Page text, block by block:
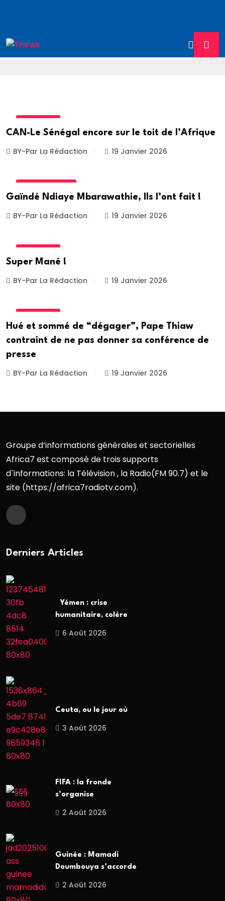
CAN-Le Sénégal encore sur le toit de l’Afrique
BY-Par La Rédaction 19 Janvier 2026
Gaïndé Ndiaye Mbarawathie, Ils l’ont fait !
BY-Par La Rédaction 19 Janvier 2026
Super Mané !
BY-Par La Rédaction 19 Janvier 2026
Hué et sommé de “dégager”, Pape Thiaw
contraint de ne pas donner sa conférence de
presse
BY-Par La Rédaction 19 Janvier 2026
Groupe d’informations générales et sectorielles
Africa7 est composé de trois supports
d`informations: la Télévision , la Radio(FM 90.7) et le
site (https://africa7radiotv.com).
Derniers Articles
Yémen : crise
humanitaire, colère
6 Août 2026
Ceuta, ou le jour où
3 Août 2026
FIFA : la fronde
s’organise
2 Août 2026
Guinée : Mamadi
Doumbouya s’accorde
2 Août 2026